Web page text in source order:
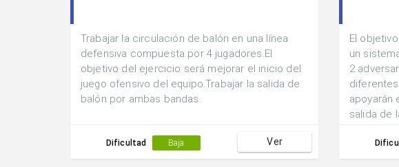
Trabajar la circulación de balón en una línea
defensiva compuesta por 4 jugadores.El
objetivo del ejercicio será mejorar el inicio del
juego ofensivo del equipo.Trabajar la salida de
balón por ambas bandas.
Dificultad Baja Ver
El
un
2
apoyarán
salida de
laterales.